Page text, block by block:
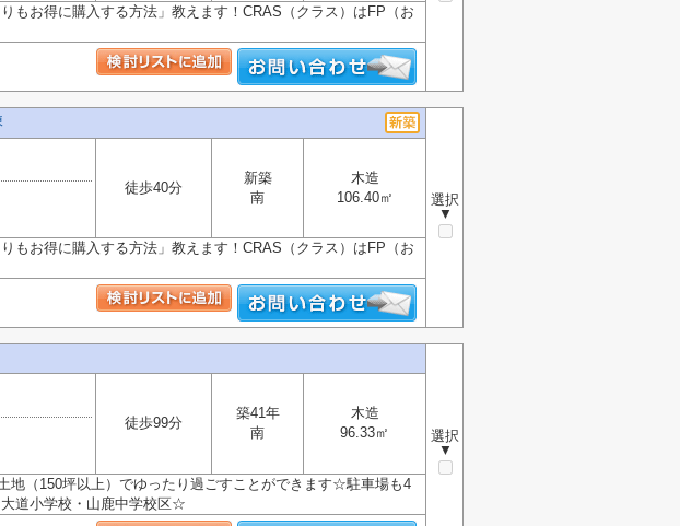
もお得に購入する方法」教えます！CRAS（クラス）はFP（お
選択
▼
徒歩40分
新築
南
木造
106.40㎡
もお得に購入する方法」教えます！CRAS（クラス）はFP（お
選択
▼
徒歩99分
築41年
南
木造
96.33㎡
（150坪以上）でゆったり過ごすことができます☆駐車場も4
道小学校・山鹿中学校区☆